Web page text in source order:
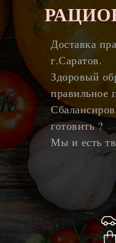
Доставка
г.Саратов.
Здоровый
правильное
готовить ?
Мы и есть